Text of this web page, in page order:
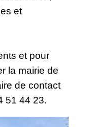
et
et pour
la mairie de
de contact
51 44 23.